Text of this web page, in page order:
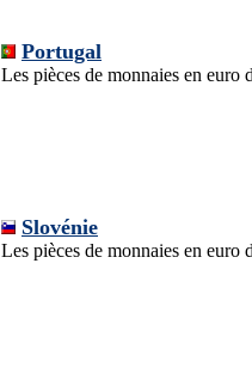
Portugal
Les pièces de monnaies en euro
Slovénie
Les pièces de monnaies en euro